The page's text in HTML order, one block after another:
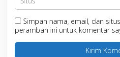
Simpan nama, email, dan
peramban ini untuk komentar